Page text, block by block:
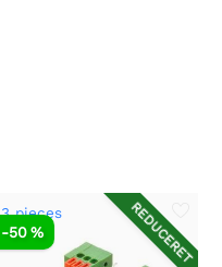
REDUCERET
3 pieces
-50 %